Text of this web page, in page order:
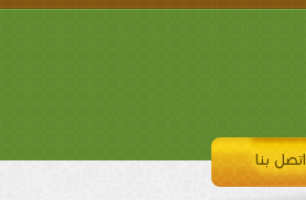
اتصل بنا